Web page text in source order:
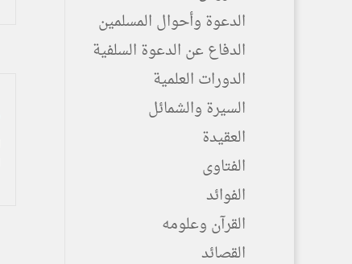
الدعوة وأحوال المسلمين
الدفاع عن الدعوة السلفية
الدورات العلمية
السيرة والشمائل
العقيدة
الفتاوى
الفوائد
القرآن وعلومه
القصائد